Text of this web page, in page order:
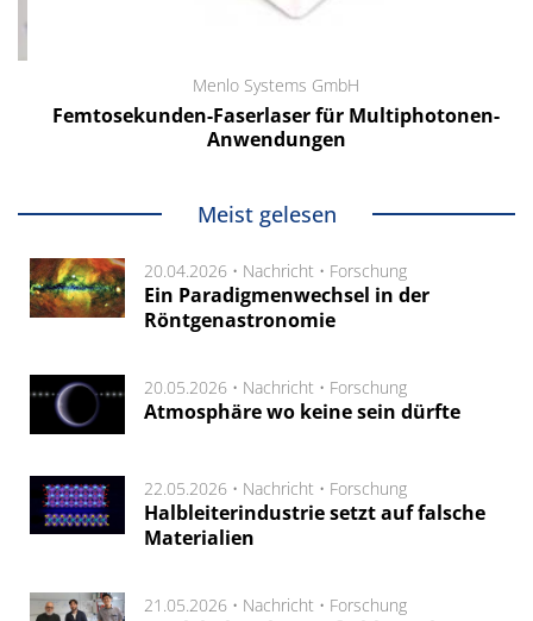
Menlo Systems GmbH
Femtosekunden-Faserlaser für Multiphotonen-
Anwendungen
Meist gelesen
20.04.2026 • Nachricht • Forschung
Ein Paradigmenwechsel in der
Röntgenastronomie
20.05.2026 • Nachricht • Forschung
Atmosphäre wo keine sein dürfte
22.05.2026 • Nachricht • Forschung
Halbleiterindustrie setzt auf falsche
Materialien
21.05.2026 • Nachricht • Forschung